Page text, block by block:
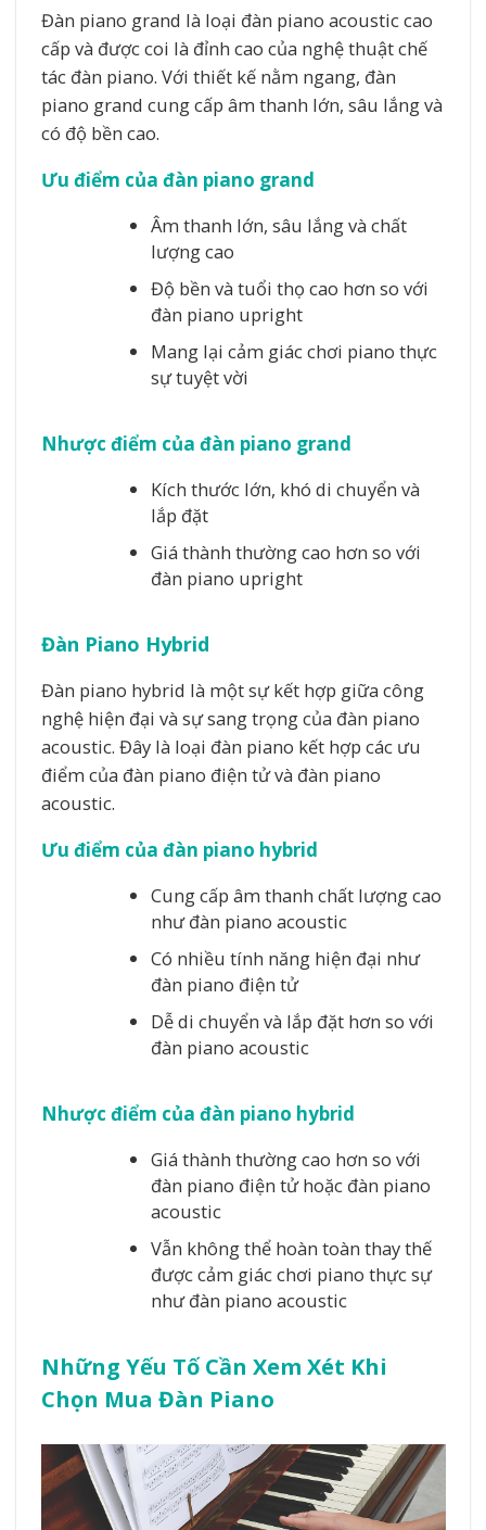
Đàn piano grand là loại đàn piano acoustic cao
cấp và được coi là đỉnh cao của nghệ thuật chế
tác đàn piano. Với thiết kế nằm ngang, đàn
piano grand cung cấp âm thanh lớn, sâu lắng và
có độ bền cao.
Ưu điểm của đàn piano grand
Âm thanh lớn, sâu lắng và chất
lượng cao
Độ bền và tuổi thọ cao hơn so với
đàn piano upright
Mang lại cảm giác chơi piano thực
sự tuyệt vời
Nhược điểm của đàn piano grand
Kích thước lớn, khó di chuyển và
lắp đặt
Giá thành thường cao hơn so với
đàn piano upright
Đàn Piano Hybrid
Đàn piano hybrid là một sự kết hợp giữa công
nghệ hiện đại và sự sang trọng của đàn piano
acoustic. Đây là loại đàn piano kết hợp các ưu
điểm của đàn piano điện tử và đàn piano
acoustic.
Ưu điểm của đàn piano hybrid
Cung cấp âm thanh chất lượng cao
như đàn piano acoustic
Có nhiều tính năng hiện đại như
đàn piano điện tử
Dễ di chuyển và lắp đặt hơn so với
đàn piano acoustic
Nhược điểm của đàn piano hybrid
Giá thành thường cao hơn so với
đàn piano điện tử hoặc đàn piano
acoustic
Vẫn không thể hoàn toàn thay thế
được cảm giác chơi piano thực sự
như đàn piano acoustic
Những Yếu Tố Cần Xem Xét Khi
Chọn Mua Đàn Piano